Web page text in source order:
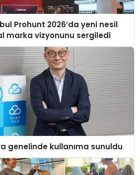
Prohunt 2026’da yeni nesil
marka vizyonunu sergiledi
genelinde kullanıma sunuldu